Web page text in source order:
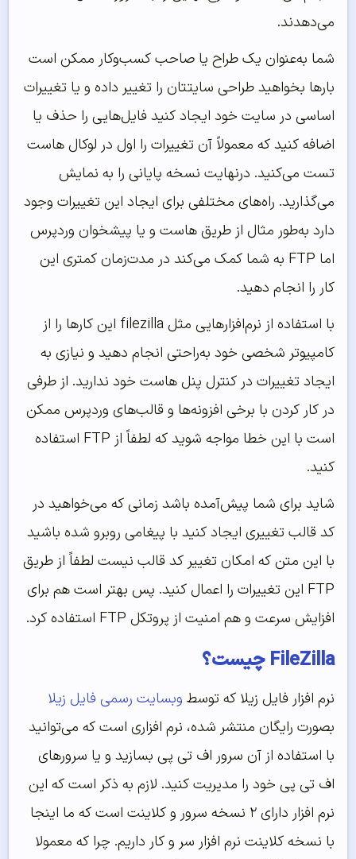
می‌دهدند.
شما به‌عنوان یک طراح یا صاحب کسب‌وکار ممکن است
بارها بخواهید طراحی سایتتان را تغییر داده و یا تغییرات
اساسی در سایت خود ایجاد کنید فایل‌هایی را حذف یا
اضافه کنید که معمولاً آن تغییرات را اول در لوکال هاست
تست می‌کنید. درنهایت نسخه پایانی را به نمایش
می‌گذارید. راه‌های مختلفی برای ایجاد این تغییرات وجود
دارد به‌طور مثال از طریق‌ هاست و یا پیشخوان وردپرس
اما FTP به شما کمک می‌کند در مدت‌زمان کمتری این
کار را انجام دهید.
با استفاده از نرم‌افزارهایی مثل filezilla این کارها را از
کامپیوتر شخصی خود به‌راحتی انجام دهید و نیازی به
ایجاد تغییرات در کنترل پنل هاست خود ندارید. از طرفی
در کار کردن با برخی افزونه‌ها و قالب‌های وردپرس ممکن
است با این خطا مواجه شوید که لطفاً از FTP استفاده
کنید.
شاید برای شما پیش‌آمده باشد زمانی که می‌خواهید در
کد قالب تغییری ایجاد کنید با پیغامی روبرو شده باشید
با این متن که امکان تغییر کد قالب نیست لطفاً از طریق
FTP این تغییرات را اعمال کنید. پس بهتر است هم برای
افزایش سرعت و هم امنیت از پروتکل FTP استفاده کرد.
FileZilla چیست؟
نرم افزار فایل زیلا که توسط وبسایت رسمی فایل زیلا
بصورت رایگان منتشر شده، نرم افزاری است که می‌توانید
با استفاده از آن سرور اف تی پی بسازید و یا سرورهای
اف تی پی خود را مدیریت کنید. لازم به ذکر است که این
نرم افزار دارای ۲ نسخه سرور و کلاینت است که ما اینجا
با نسخه کلاینت نرم افزار سر و کار داریم. چرا که معمولا